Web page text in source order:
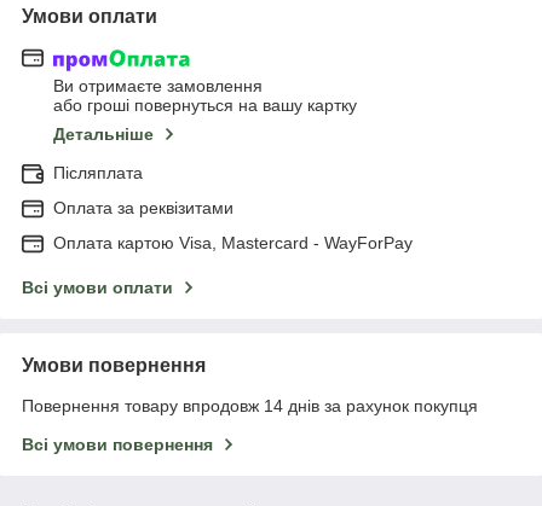
Умови оплати
Ви отримаєте замовлення
або гроші повернуться на вашу картку
Детальніше
Післяплата
Оплата за реквізитами
Оплата картою Visa, Mastercard - WayForPay
Всі умови оплати
Умови повернення
Повернення товару впродовж 14 днів за рахунок покупця
Всі умови повернення